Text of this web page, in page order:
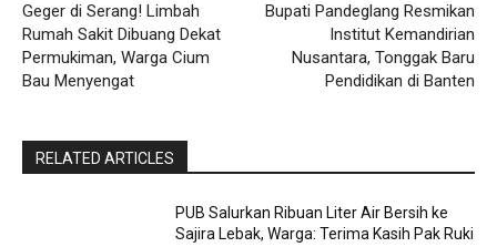
Geger di Serang! Limbah
Rumah Sakit Dibuang Dekat
Permukiman, Warga Cium
Bau Menyengat
Bupati Pandeglang Resmikan
Institut Kemandirian
Nusantara, Tonggak Baru
Pendidikan di Banten
RELATED ARTICLES
PUB Salurkan Ribuan Liter Air Bersih ke
Sajira Lebak, Warga: Terima Kasih Pak Ruki